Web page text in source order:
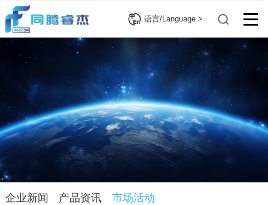
语言/Language >
企业新闻 产品资讯 市场活动